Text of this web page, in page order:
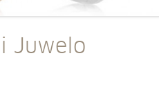
Juwelo